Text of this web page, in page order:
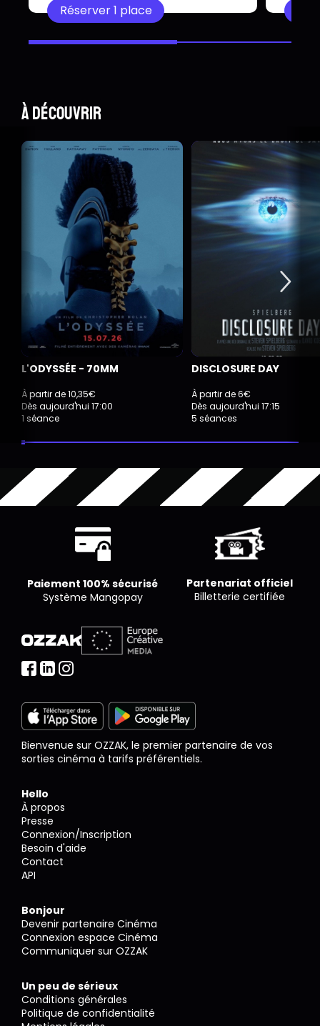
Réserver 1 place
À découvrir
L'ODYSSÉE - 70MM
À partir de 10,35€
Dès aujourd'hui 17:00
1 séance
DISCLOSURE DAY
À partir de 6€
Dès aujourd'hui 17:15
5 séances
Paiement 100% sécurisé
Système Mangopay
Partenariat officiel
Billetterie certifiée
Bienvenue sur OZZAK, le premier partenaire de vos
sorties cinéma à tarifs préférentiels.
Hello
À propos
Presse
Connexion/Inscription
Besoin d'aide
Contact
API
Bonjour
Devenir partenaire Cinéma
Connexion espace Cinéma
Communiquer sur OZZAK
Un peu de sérieux
Conditions générales
Politique de confidentialité